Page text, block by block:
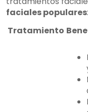
faciales populares:
Tratamiento